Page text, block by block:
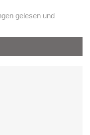
gelesen und